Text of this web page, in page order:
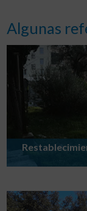
Algunas